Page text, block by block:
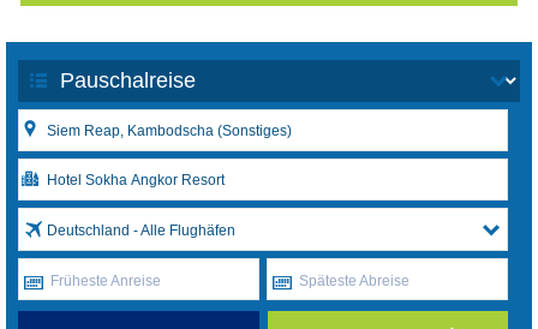
Deutschland - Alle Flughäfen
Früheste Anreise Späteste Abreise